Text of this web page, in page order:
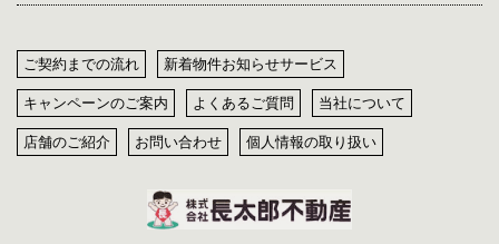
ご契約までの流れ 新着物件お知らせサービス
キャンペーンのご案内 よくあるご質問 当社について
店舗のご紹介 お問い合わせ 個人情報の取り扱い